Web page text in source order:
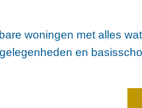
woningen met alles
en